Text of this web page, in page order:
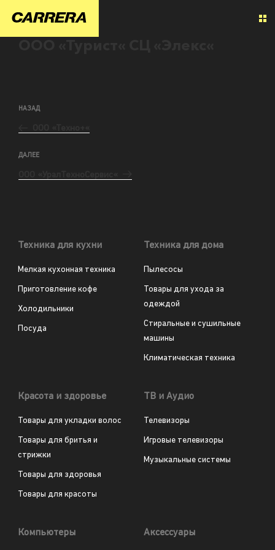
НАЗАД
ДАЛЕЕ
Техника для кухни
Мелкая кухонная техника
Приготовление кофе
Холодильники
Посуда
Техника для дома
Пылесосы
Товары для ухода за
одеждой
Стиральные и сушильные
машины
Климатическая техника
Красота и здоровье
Товары для укладки волос
Товары для бритья и
стрижки
Товары для здоровья
Товары для красоты
ТВ и Аудио
Телевизоры
Игровые телевизоры
Музыкальные системы
Компьютеры Аксессуары